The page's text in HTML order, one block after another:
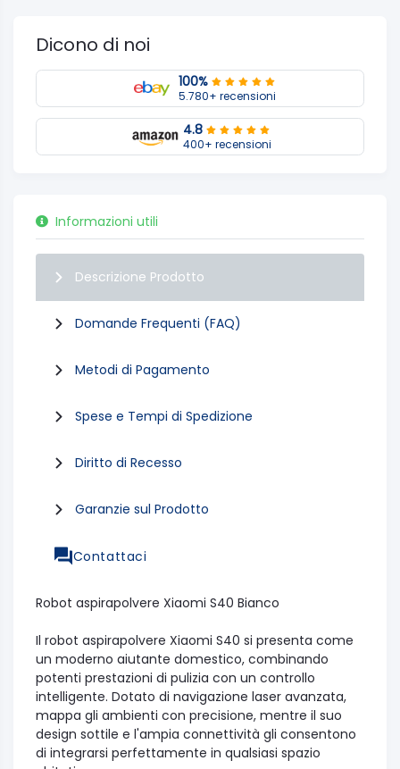
Dicono di noi
100%
5.780+ recensioni
4.8
400+ recensioni
Informazioni utili
Descrizione Prodotto
Domande Frequenti (FAQ)
Metodi di Pagamento
Spese e Tempi di Spedizione
Diritto di Recesso
Garanzie sul Prodotto
Contattaci
Robot aspirapolvere Xiaomi S40 Bianco
Il robot aspirapolvere Xiaomi S40 si presenta come
un moderno aiutante domestico, combinando
potenti prestazioni di pulizia con un controllo
intelligente. Dotato di navigazione laser avanzata,
mappa gli ambienti con precisione, mentre il suo
design sottile e l'ampia connettività gli consentono
di integrarsi perfettamente in qualsiasi spazio